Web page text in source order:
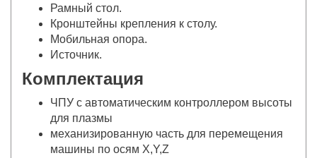
Рамный стол.
Кронштейны крепления к столу.
Мобильная опора.
Источник.
Комплектация
ЧПУ с автоматическим контроллером высоты
для плазмы
механизированную часть для перемещения
машины по осям Х,Y,Z